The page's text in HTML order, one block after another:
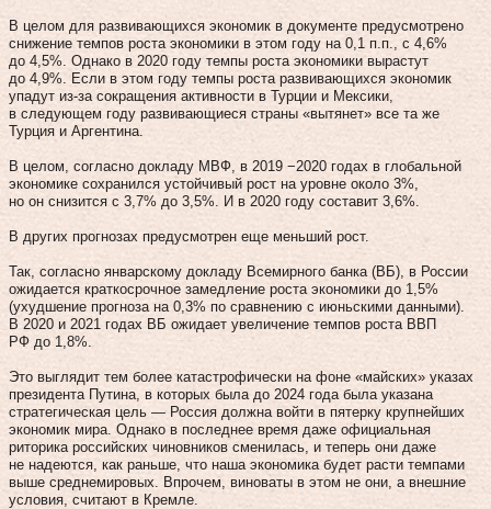
В целом для развивающихся экономик в документе предусмотрено
снижение темпов роста экономики в этом году на 0,1 п.п., с 4,6%
до 4,5%. Однако в 2020 году темпы роста экономики вырастут
до 4,9%. Если в этом году темпы роста развивающихся экономик
упадут из-за сокращения активности в Турции и Мексики,
в следующем году развивающиеся страны «вытянет» все та же
Турция и Аргентина.
В целом, согласно докладу МВФ, в 2019 −2020 годах в глобальной
экономике сохранился устойчивый рост на уровне около 3%,
но он снизится с 3,7% до 3,5%. И в 2020 году составит 3,6%.
В других прогнозах предусмотрен еще меньший рост.
Так, согласно январскому докладу Всемирного банка (ВБ), в России
ожидается краткосрочное замедление роста экономики до 1,5%
(ухудшение прогноза на 0,3% по сравнению с июньскими данными).
В 2020 и 2021 годах ВБ ожидает увеличение темпов роста ВВП
РФ до 1,8%.
Это выглядит тем более катастрофически на фоне «майских» указах
президента Путина, в которых была до 2024 года была указана
стратегическая цель — Россия должна войти в пятерку крупнейших
экономик мира. Однако в последнее время даже официальная
риторика российских чиновников сменилась, и теперь они даже
не надеются, как раньше, что наша экономика будет расти темпами
выше среднемировых. Впрочем, виноваты в этом не они, а внешние
условия, считают в Кремле.